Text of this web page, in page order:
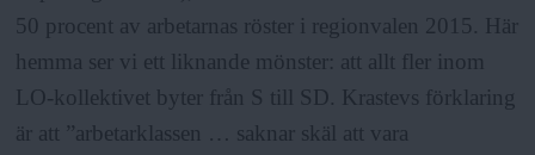
50 procent av arbetarnas röster i regionvalen 2015. Här
hemma ser vi ett liknande mönster: att allt fler inom
LO-kollektivet byter från S till SD. Krastevs förklaring
är att ”arbetarklassen … saknar skäl att vara